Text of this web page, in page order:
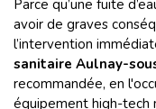
Parce qu’une fuite
avoir de graves
l’intervention
sanitaire Aulnay-
recommandée, en
équipement high-tech